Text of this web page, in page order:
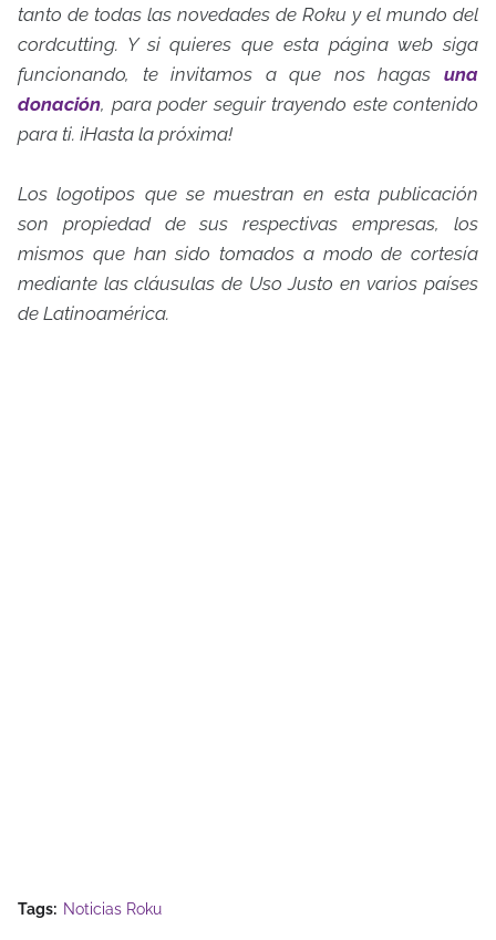
tanto de todas las novedades de Roku y el mundo del
cordcutting. Y si quieres que esta página web siga
funcionando, te invitamos a que nos hagas una
donación, para poder seguir trayendo este contenido
para ti. ¡Hasta la próxima!
Los logotipos que se muestran en esta publicación
son propiedad de sus respectivas empresas, los
mismos que han sido tomados a modo de cortesía
mediante las cláusulas de Uso Justo en varios países
de Latinoamérica.
Tags: Noticias Roku